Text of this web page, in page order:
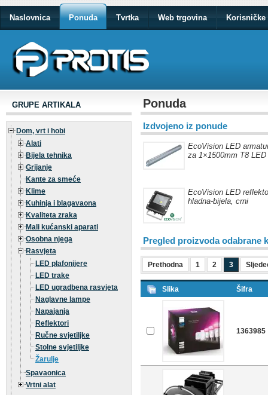
Naslovnica Ponuda Tvrtka Web trgovina Korisničke
GRUPE ARTIKALA
Dom, vrt i hobi
Alati
Bijela tehnika
Grijanje
Kante za smeće
Klime
Kuhinja i blagavaona
Kvaliteta zraka
Mali kućanski aparati
Osobna njega
Rasvjeta
LED plafonijere
LED trake
LED ugradbena rasvjeta
Naglavne lampe
Napajanja
Reflektori
Ručne svjetiljke
Stolne svjetiljke
Žarulje
Spavaonica
Vrtni alat
Ponuda
Izdvojeno iz ponude
EcoVision LED
za 1×1500mm T8
EcoVision LED
hladna-bijela, crni
Pregled proizvoda odabrane
Prethodna 1 2 3
Slika Šifra
1363985